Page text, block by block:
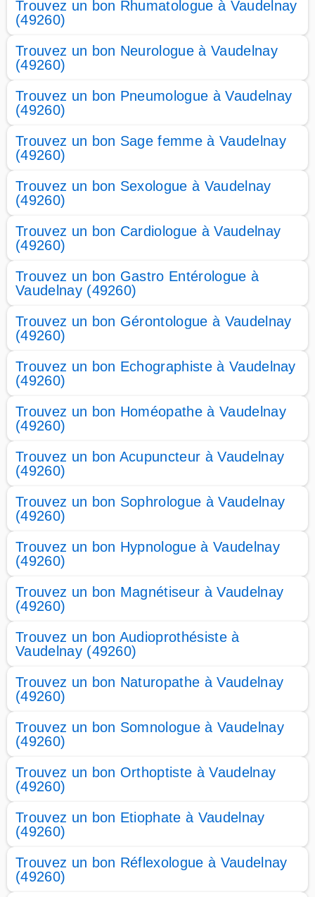
Trouvez un bon Rhumatologue à Vaudelnay
(49260)
Trouvez un bon Neurologue à Vaudelnay
(49260)
Trouvez un bon Pneumologue à Vaudelnay
(49260)
Trouvez un bon Sage femme à Vaudelnay
(49260)
Trouvez un bon Sexologue à Vaudelnay
(49260)
Trouvez un bon Cardiologue à Vaudelnay
(49260)
Trouvez un bon Gastro Entérologue à
Vaudelnay (49260)
Trouvez un bon Gérontologue à Vaudelnay
(49260)
Trouvez un bon Echographiste à Vaudelnay
(49260)
Trouvez un bon Homéopathe à Vaudelnay
(49260)
Trouvez un bon Acupuncteur à Vaudelnay
(49260)
Trouvez un bon Sophrologue à Vaudelnay
(49260)
Trouvez un bon Hypnologue à Vaudelnay
(49260)
Trouvez un bon Magnétiseur à Vaudelnay
(49260)
Trouvez un bon Audioprothésiste à
Vaudelnay (49260)
Trouvez un bon Naturopathe à Vaudelnay
(49260)
Trouvez un bon Somnologue à Vaudelnay
(49260)
Trouvez un bon Orthoptiste à Vaudelnay
(49260)
Trouvez un bon Etiophate à Vaudelnay
(49260)
Trouvez un bon Réflexologue à Vaudelnay
(49260)